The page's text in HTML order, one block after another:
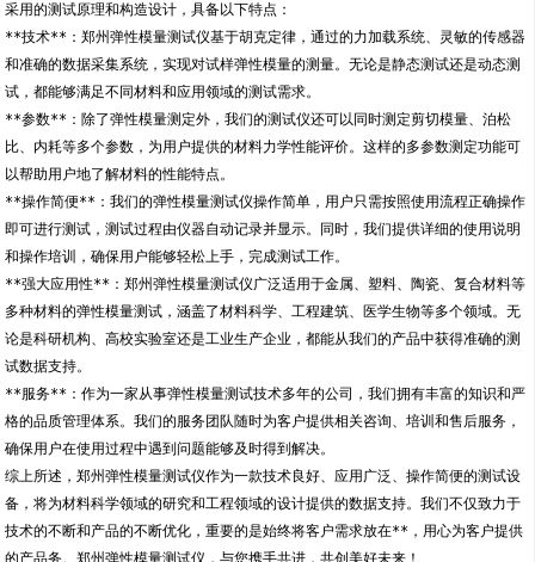
采用的测试原理和构造设计，具备以下特点：
**技术**：郑州弹性模量测试仪基于胡克定律，通过的力加载系统、灵敏的传感器
和准确的数据采集系统，实现对试样弹性模量的测量。无论是静态测试还是动态测
试，都能够满足不同材料和应用领域的测试需求。
**参数**：除了弹性模量测定外，我们的测试仪还可以同时测定剪切模量、泊松
比、内耗等多个参数，为用户提供的材料力学性能评价。这样的多参数测定功能可
以帮助用户地了解材料的性能特点。
**操作简便**：我们的弹性模量测试仪操作简单，用户只需按照使用流程正确操作
即可进行测试，测试过程由仪器自动记录并显示。同时，我们提供详细的使用说明
和操作培训，确保用户能够轻松上手，完成测试工作。
**强大应用性**：郑州弹性模量测试仪广泛适用于金属、塑料、陶瓷、复合材料等
多种材料的弹性模量测试，涵盖了材料科学、工程建筑、医学生物等多个领域。无
论是科研机构、高校实验室还是工业生产企业，都能从我们的产品中获得准确的测
试数据支持。
**服务**：作为一家从事弹性模量测试技术多年的公司，我们拥有丰富的知识和严
格的品质管理体系。我们的服务团队随时为客户提供相关咨询、培训和售后服务，
确保用户在使用过程中遇到问题能够及时得到解决。
综上所述，郑州弹性模量测试仪作为一款技术良好、应用广泛、操作简便的测试设
备，将为材料科学领域的研究和工程领域的设计提供的数据支持。我们不仅致力于
技术的不断和产品的不断优化，重要的是始终将客户需求放在**，用心为客户提供
的产品务。郑州弹性模量测试仪，与您携手共进，共创美好未来！